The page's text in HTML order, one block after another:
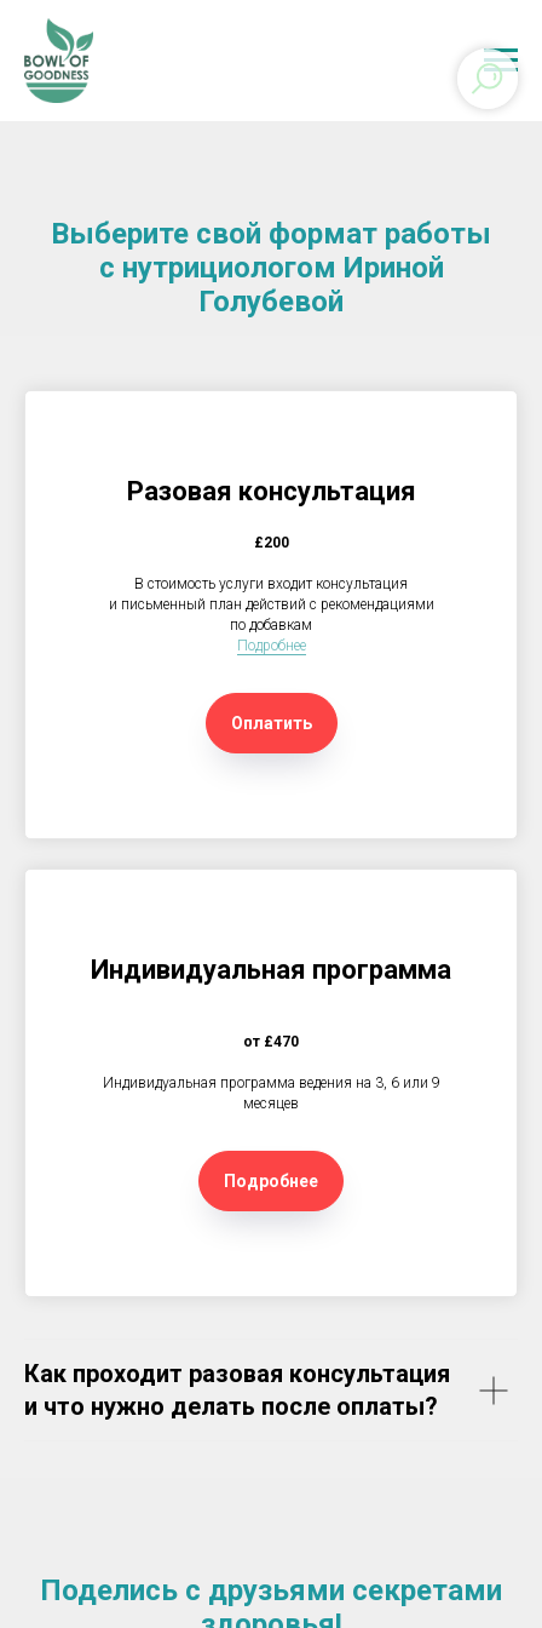
Выберите свой формат работы
с нутрициологом Ириной
Голубевой
Разовая консультация
£200
В стоимость услуги входит консультация
и письменный план действий с рекомендациями
по добавкам
Подробнее
Оплатить
Индивидуальная программа
от £470
Индивидуальная программа ведения на 3, 6 или 9
месяцев
Подробнее
Как проходит разовая консультация
и что нужно делать после оплаты?
Поделись с друзьями секретами